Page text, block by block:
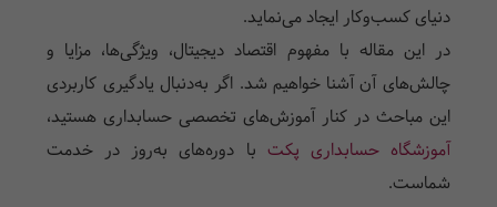
دنیای کسب‌وکار ایجاد می‌نماید.
در این مقاله با مفهوم اقتصاد دیجیتال، ویژگی‌ها، مزایا و
چالش‌های آن آشنا خواهیم شد. اگر به‌دنبال یادگیری کاربردی
این مباحث در کنار آموزش‌های تخصصی حسابداری هستید،
آموزشگاه حسابداری پکت با دوره‌های به‌روز در خدمت
شماست.